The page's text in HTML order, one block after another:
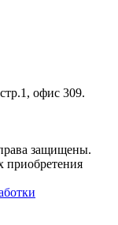
офис 309.
защищены.
приобретения